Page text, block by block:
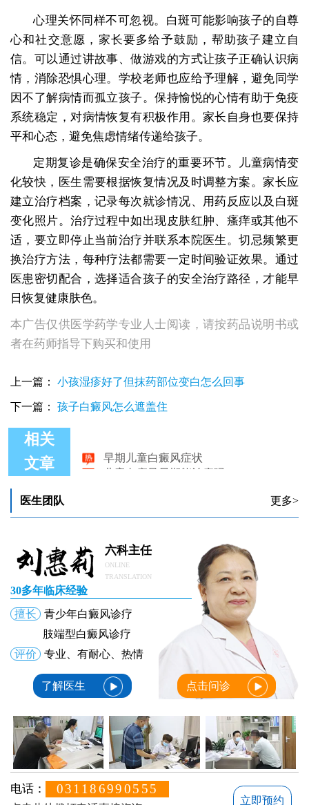
心理关怀同样不可忽视。白斑可能影响孩子的自尊
心和社交意愿，家长要多给予鼓励，帮助孩子建立自
信。可以通过讲故事、做游戏的方式让孩子正确认识病
情，消除恐惧心理。学校老师也应给予理解，避免同学
因不了解病情而孤立孩子。保持愉悦的心情有助于免疫
系统稳定，对病情恢复有积极作用。家长自身也要保持
平和心态，避免焦虑情绪传递给孩子。
定期复诊是确保安全治疗的重要环节。儿童病情变
化较快，医生需要根据恢复情况及时调整方案。家长应
建立治疗档案，记录每次就诊情况、用药反应以及白斑
变化照片。治疗过程中如出现皮肤红肿、瘙痒或其他不
适，要立即停止当前治疗并联系本院医生。切忌频繁更
换治疗方法，每种疗法都需要一定时间验证效果。通过
医患密切配合，选择适合孩子的安全治疗路径，才能早
日恢复健康肤色。
本广告仅供医学药学专业人士阅读，请按药品说明书或
者在药师指导下购买和使用
上一篇： 小孩湿疹好了但抹药部位变白怎么回事
下一篇： 孩子白癜风怎么遮盖住
相关
文章
儿童白癜风早期能治疗吗
治疗儿童白癜风不留后遗症的方法
儿童白癜风如何诊断
医生团队 更多>
六科主任
ONLINE
TRANSLATION
30多年临床经验
擅长
青少年白癜风诊疗
肢端型白癜风诊疗
评价
专业、有耐心、热情
了解医生 点击问诊
电话： 031186990555
立即预约